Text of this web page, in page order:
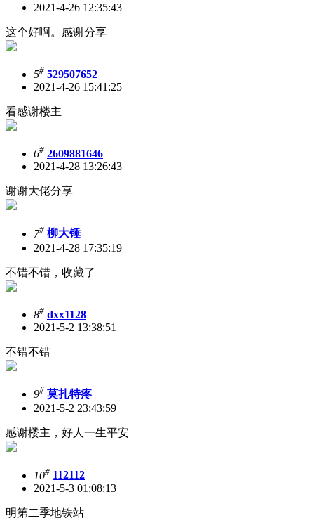
2021-4-26 12:35:43
这个好啊。感谢分享
5# 529507652
2021-4-26 15:41:25
看感谢楼主
6# 2609881646
2021-4-28 13:26:43
谢谢大佬分享
7# 柳大锤
2021-4-28 17:35:19
不错不错，收藏了
8# dxx1128
2021-5-2 13:38:51
不错不错
9# 莫扎特疼
2021-5-2 23:43:59
感谢楼主，好人一生平安
10# 112112
2021-5-3 01:08:13
明第二季地铁站